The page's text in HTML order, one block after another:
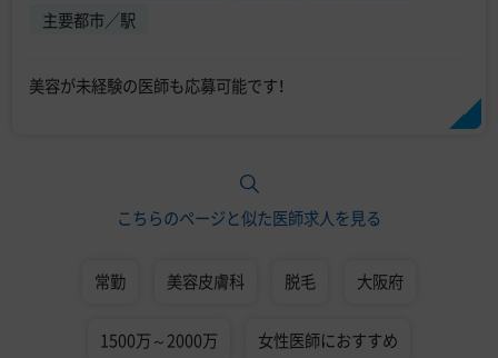
主要都市／駅
美容が未経験の医師も応募可能です！
こちらのページと似た医師求人を見る
常勤 美容皮膚科 脱毛 大阪府
1500万～2000万 女性医師におすすめ